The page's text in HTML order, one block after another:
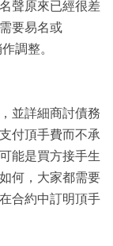
聲原來已經很差
要易名或
調整。
並詳細商討債務
付頂手費而不承
能是買方接手生
何，大家都需要
合約中訂明頂手